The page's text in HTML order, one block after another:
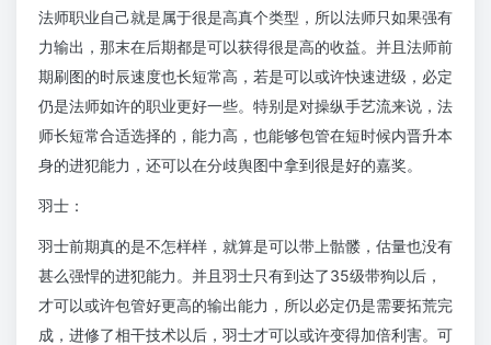
法师职业自己就是属于很是高真个类型，所以法师只如果强有
力输出，那末在后期都是可以获得很是高的收益。并且法师前
期刷图的时辰速度也长短常高，若是可以或许快速进级，必定
仍是法师如许的职业更好一些。特别是对操纵手艺流来说，法
师长短常合适选择的，能力高，也能够包管在短时候内晋升本
身的进犯能力，还可以在分歧舆图中拿到很是好的嘉奖。
羽士：
羽士前期真的是不怎样样，就算是可以带上骷髅，估量也没有
甚么强悍的进犯能力。并且羽士只有到达了35级带狗以后，
才可以或许包管好更高的输出能力，所以必定仍是需要拓荒完
成，进修了相干技术以后，羽士才可以或许变得加倍利害。可